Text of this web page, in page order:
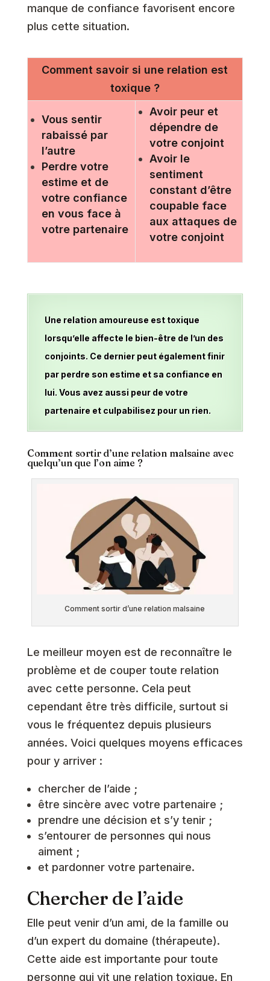
manque de confiance favorisent encore
plus cette situation.
Comment savoir si une relation est
toxique ?
Vous sentir
rabaissé par
l’autre
Perdre votre
estime et de
votre confiance
en vous face à
votre partenaire
Avoir peur et
dépendre de
votre conjoint
Avoir le
sentiment
constant d’être
coupable face
aux attaques de
votre conjoint
Une relation amoureuse est toxique
lorsqu’elle affecte le bien-être de l’un des
conjoints. Ce dernier peut également finir
par perdre son estime et sa confiance en
lui. Vous avez aussi peur de votre
partenaire et culpabilisez pour un rien.
Comment sortir d’une relation malsaine avec
quelqu’un que l’on aime ?
Comment sortir d’une relation malsaine
Le meilleur moyen est de reconnaître le
problème et de couper toute relation
avec cette personne. Cela peut
cependant être très difficile, surtout si
vous le fréquentez depuis plusieurs
années. Voici quelques moyens efficaces
pour y arriver :
chercher de l’aide ;
être sincère avec votre partenaire ;
prendre une décision et s’y tenir ;
s’entourer de personnes qui nous
aiment ;
et pardonner votre partenaire.
Chercher de l’aide
Elle peut venir d’un ami, de la famille ou
d’un expert du domaine (thérapeute).
Cette aide est importante pour toute
personne qui vit une relation toxique. En